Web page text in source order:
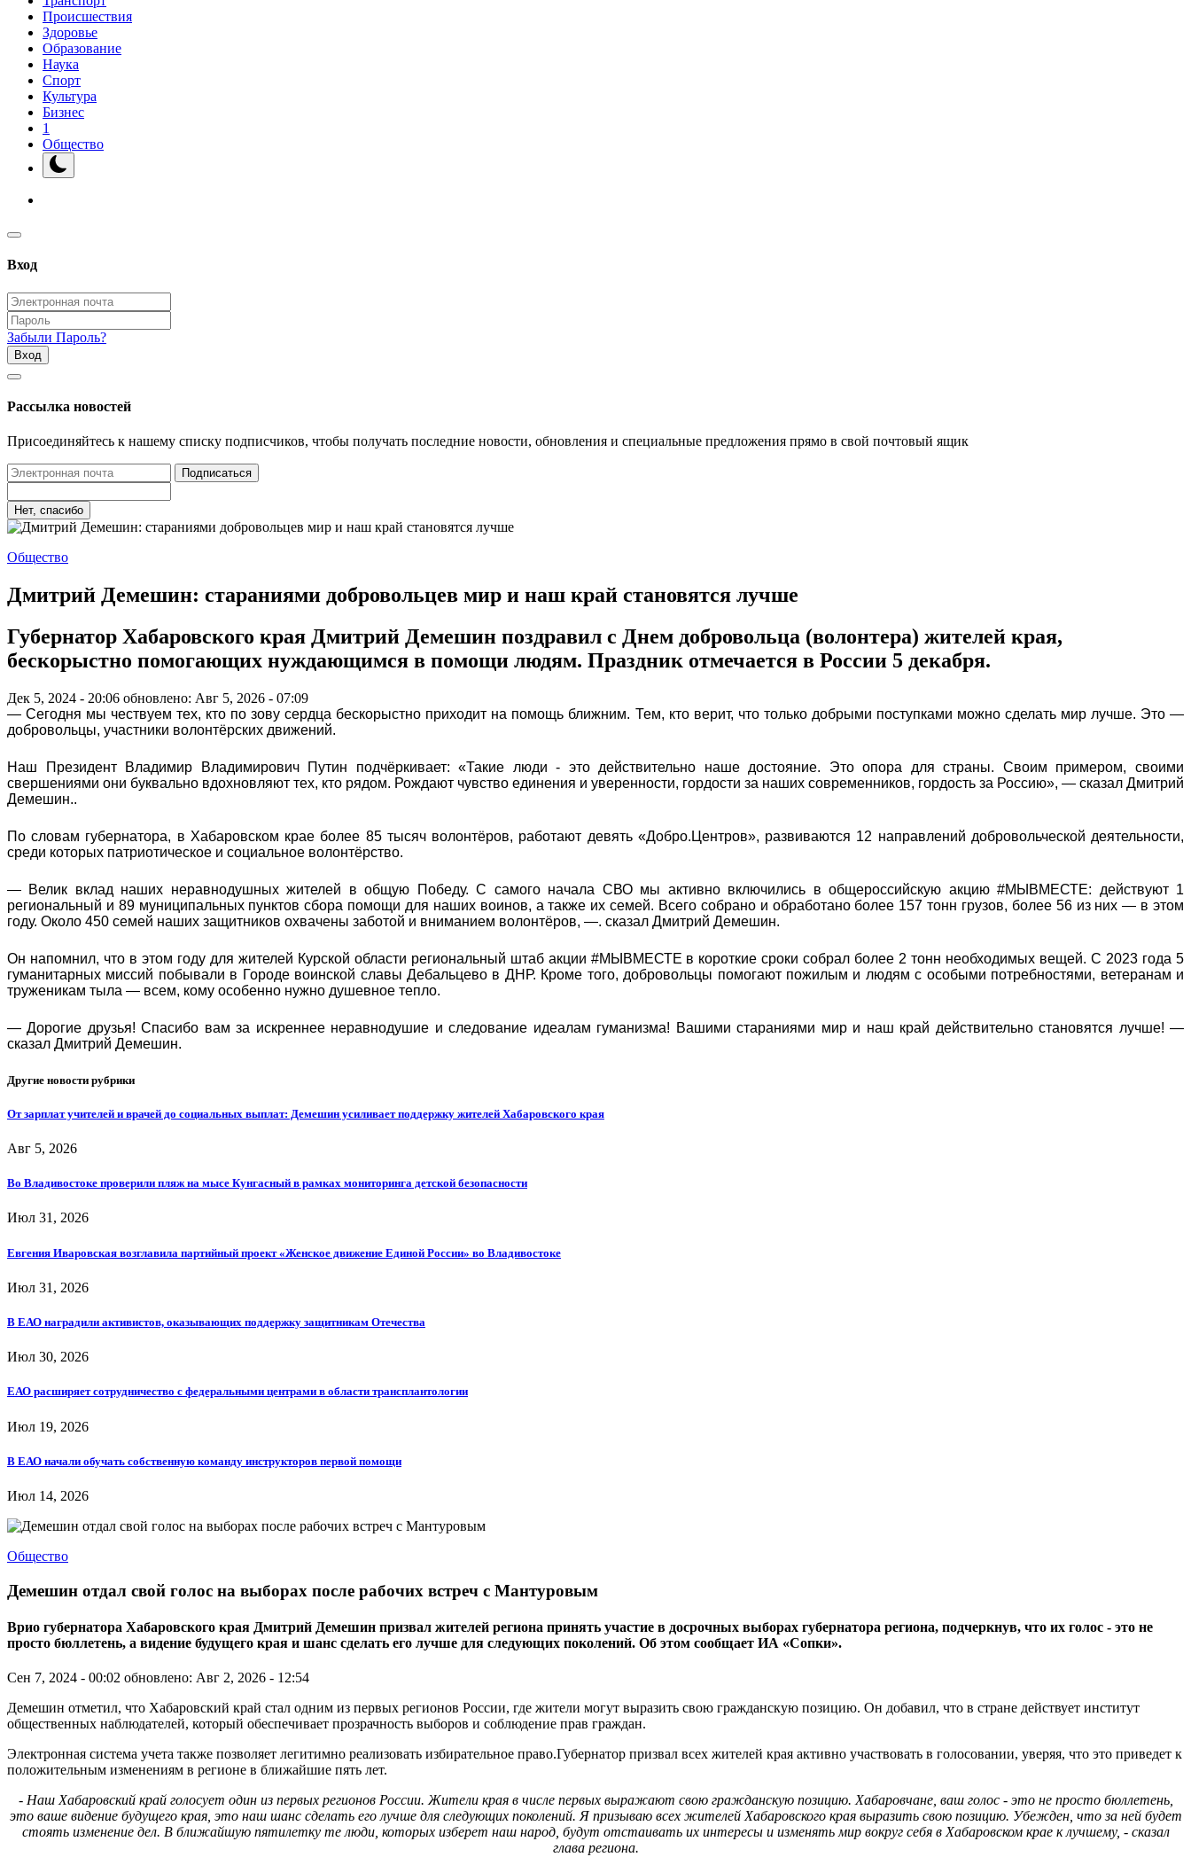
Происшествия
Здоровье
Образование
Наука
Спорт
Культура
Бизнес
1
Общество
Вход
Забыли Пароль?
Вход
Рассылка новостей
Присоединяйтесь к нашему списку подписчиков, чтобы получать последние новости, обновления и специальные предложения прямо в свой почтовый ящик
Подписаться
Нет, спасибо
Общество
Дмитрий Демешин: стараниями добровольцев мир и наш край становятся лучше
Губернатор Хабаровского края Дмитрий Демешин поздравил с Днем добровольца (волонтера) жителей края,
бескорыстно помогающих нуждающимся в помощи людям. Праздник отмечается в России 5 декабря.
Дек 5, 2024 - 20:06 обновлено: Авг 5, 2026 - 07:09
— Сегодня мы чествуем тех, кто по зову сердца бескорыстно приходит на помощь ближним. Тем, кто верит, что только добрыми поступками можно сделать мир лучше. Это —
добровольцы, участники волонтёрских движений.
Наш Президент Владимир Владимирович Путин подчёркивает: «Такие люди - это действительно наше достояние. Это опора для страны. Своим примером, своими
свершениями они буквально вдохновляют тех, кто рядом. Рождают чувство единения и уверенности, гордости за наших современников, гордость за Россию», — сказал Дмитрий
Демешин..
По словам губернатора, в Хабаровском крае более 85 тысяч волонтёров, работают девять «Добро.Центров», развиваются 12 направлений добровольческой деятельности,
среди которых патриотическое и социальное волонтёрство.
— Велик вклад наших неравнодушных жителей в общую Победу. С самого начала СВО мы активно включились в общероссийскую акцию #МЫВМЕСТЕ: действуют 1
региональный и 89 муниципальных пунктов сбора помощи для наших воинов, а также их семей. Всего собрано и обработано более 157 тонн грузов, более 56 из них — в этом
году. Около 450 семей наших защитников охвачены заботой и вниманием волонтёров, —. сказал Дмитрий Демешин.
Он напомнил, что в этом году для жителей Курской области региональный штаб акции #МЫВМЕСТЕ в короткие сроки собрал более 2 тонн необходимых вещей. С 2023 года 5
гуманитарных миссий побывали в Городе воинской славы Дебальцево в ДНР. Кроме того, добровольцы помогают пожилым и людям с особыми потребностями, ветеранам и
труженикам тыла — всем, кому особенно нужно душевное тепло.
— Дорогие друзья! Спасибо вам за искреннее неравнодушие и следование идеалам гуманизма! Вашими стараниями мир и наш край действительно становятся лучше! —
сказал Дмитрий Демешин.
Другие новости рубрики
От зарплат учителей и врачей до социальных выплат: Демешин усиливает поддержку жителей Хабаровского края
Авг 5, 2026
Во Владивостоке проверили пляж на мысе Кунгасный в рамках мониторинга детской безопасности
Июл 31, 2026
Евгения Иваровская возглавила партийный проект «Женское движение Единой России» во Владивостоке
Июл 31, 2026
В ЕАО наградили активистов, оказывающих поддержку защитникам Отечества
Июл 30, 2026
ЕАО расширяет сотрудничество с федеральными центрами в области трансплантологии
Июл 19, 2026
В ЕАО начали обучать собственную команду инструкторов первой помощи
Июл 14, 2026
Общество
Демешин отдал свой голос на выборах после рабочих встреч с Мантуровым
Врио губернатора Хабаровского края Дмитрий Демешин призвал жителей региона принять участие в досрочных выборах губернатора региона, подчеркнув, что их голос - это не
просто бюллетень, а видение будущего края и шанс сделать его лучше для следующих поколений. Об этом сообщает ИА «Сопки».
Сен 7, 2024 - 00:02 обновлено: Авг 2, 2026 - 12:54
Демешин отметил, что Хабаровский край стал одним из первых регионов России, где жители могут выразить свою гражданскую позицию. Он добавил, что в стране действует институт
общественных наблюдателей, который обеспечивает прозрачность выборов и соблюдение прав граждан.
Электронная система учета также позволяет легитимно реализовать избирательное право.Губернатор призвал всех жителей края активно участвовать в голосовании, уверяя, что это приведет к
положительным изменениям в регионе в ближайшие пять лет.
- Наш Хабаровский край голосует один из первых регионов России. Жители края в числе первых выражают свою гражданскую позицию. Хабаровчане, ваш голос - это не просто бюллетень,
это ваше видение будущего края, это наш шанс сделать его лучше для следующих поколений. Я призываю всех жителей Хабаровского края выразить свою позицию. Убежден, что за ней будет
стоять изменение дел. В ближайшую пятилетку те люди, которых изберет наш народ, будут отстаивать их интересы и изменять мир вокруг себя в Хабаровском крае к лучшему, - сказал
глава региона.